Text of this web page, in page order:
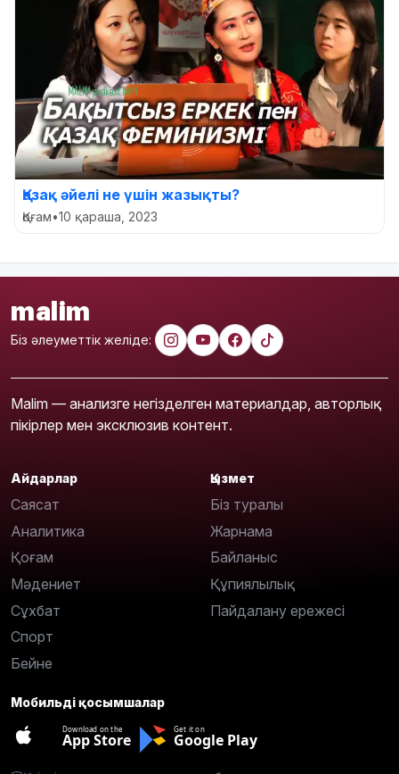
Қазақ әйелі не үшін жазықты?
Қоғам•10 қараша, 2023
malim
Біз әлеуметтік желіде:
Malim — анализге негізделген материалдар, авторлық
пікірлер мен эксклюзив контент.
Айдарлар
Саясат
Аналитика
Қоғам
Мәдениет
Сұхбат
Спорт
Бейне
Қызмет
Біз туралы
Жарнама
Байланыс
Құпиялылық
Пайдалану ережесі
Мобильді қосымшалар
Download on the
App Store
Get it on
Google Play